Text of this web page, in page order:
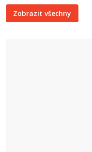
Zobrazit všechny